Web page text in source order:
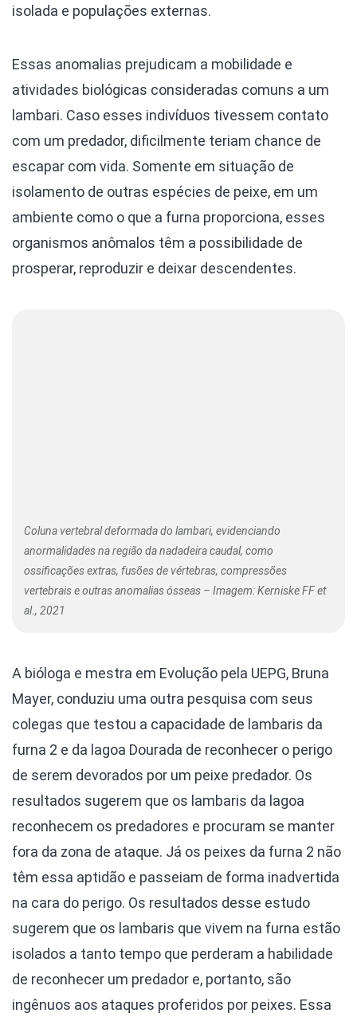
isolada e populações externas.
Essas anomalias prejudicam a mobilidade e
atividades biológicas consideradas comuns a um
lambari. Caso esses indivíduos tivessem contato
com um predador, dificilmente teriam chance de
escapar com vida. Somente em situação de
isolamento de outras espécies de peixe, em um
ambiente como o que a furna proporciona, esses
organismos anômalos têm a possibilidade de
prosperar, reproduzir e deixar descendentes.
Coluna vertebral deformada do lambari, evidenciando
anormalidades na região da nadadeira caudal, como
ossificações extras, fusões de vértebras, compressões
vertebrais e outras anomalias ósseas – Imagem: Kerniske FF et
al., 2021
A bióloga e mestra em Evolução pela UEPG, Bruna
Mayer, conduziu uma outra pesquisa com seus
colegas que testou a capacidade de lambaris da
furna 2 e da lagoa Dourada de reconhecer o perigo
de serem devorados por um peixe predador. Os
resultados sugerem que os lambaris da lagoa
reconhecem os predadores e procuram se manter
fora da zona de ataque. Já os peixes da furna 2 não
têm essa aptidão e passeiam de forma inadvertida
na cara do perigo. Os resultados desse estudo
sugerem que os lambaris que vivem na furna estão
isolados a tanto tempo que perderam a habilidade
de reconhecer um predador e, portanto, são
ingênuos aos ataques proferidos por peixes. Essa